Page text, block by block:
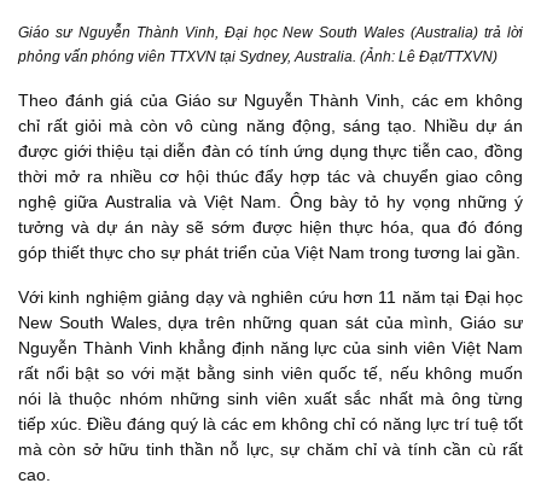
Giáo sư Nguyễn Thành Vinh, Đại học New South Wales (Australia) trả lời
phỏng vấn phóng viên TTXVN tại Sydney, Australia. (Ảnh: Lê Đạt/TTXVN)
Theo đánh giá của Giáo sư Nguyễn Thành Vinh, các em không
chỉ rất giỏi mà còn vô cùng năng động, sáng tạo. Nhiều dự án
được giới thiệu tại diễn đàn có tính ứng dụng thực tiễn cao, đồng
thời mở ra nhiều cơ hội thúc đẩy hợp tác và chuyển giao công
nghệ giữa Australia và Việt Nam. Ông bày tỏ hy vọng những ý
tưởng và dự án này sẽ sớm được hiện thực hóa, qua đó đóng
góp thiết thực cho sự phát triển của Việt Nam trong tương lai gần.
Với kinh nghiệm giảng dạy và nghiên cứu hơn 11 năm tại Đại học
New South Wales, dựa trên những quan sát của mình, Giáo sư
Nguyễn Thành Vinh khẳng định năng lực của sinh viên Việt Nam
rất nổi bật so với mặt bằng sinh viên quốc tế, nếu không muốn
nói là thuộc nhóm những sinh viên xuất sắc nhất mà ông từng
tiếp xúc. Điều đáng quý là các em không chỉ có năng lực trí tuệ tốt
mà còn sở hữu tinh thần nỗ lực, sự chăm chỉ và tính cần cù rất
cao.